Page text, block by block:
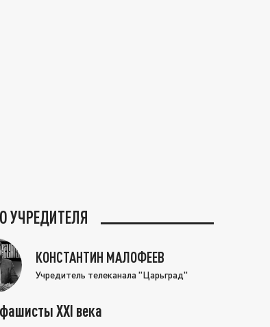
УЧРЕДИТЕЛЯ
КОНСТАНТИН МАЛОФЕЕВ
Учредитель телеканала "Царьград"
XXI века